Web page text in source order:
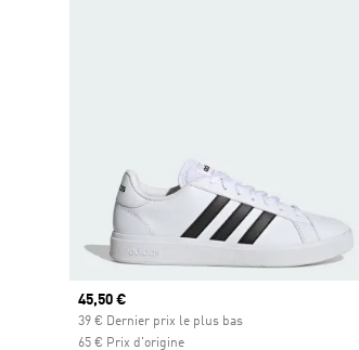
Prix actuel
45,50 €
39 € Dernier prix le plus bas
65 € Prix d'origine